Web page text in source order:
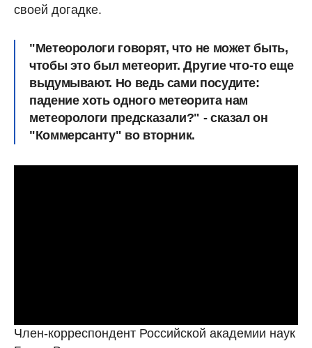
своей догадке.
"Метеорологи говорят, что не может быть,
чтобы это был метеорит. Другие что-то еще
выдумывают. Но ведь сами посудите:
падение хоть одного метеорита нам
метеорологи предсказали?" - сказал он
"Коммерсанту" во вторник.
Член-корреспондент Российской академии наук